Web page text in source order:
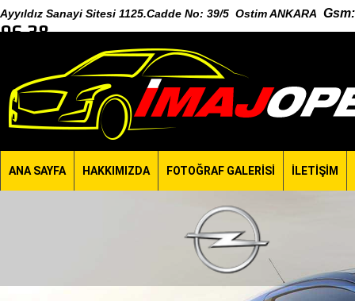
Ayyıldız Sanayi Sitesi 1125.Cadde No: 39/5 Ostim ANKARA Gsm:
96 38
ANA SAYFA HAKKIMIZDA FOTOĞRAF GALERİSİ İLETİŞİM